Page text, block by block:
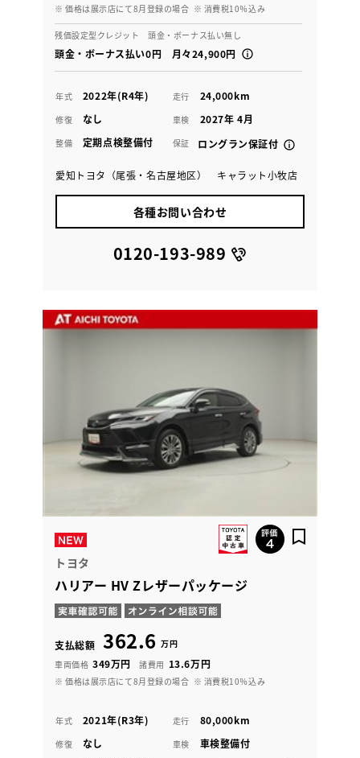
※ 価格は展示店にて8月登録の場合 ※ 消費税10％込み
残価設定型クレジット 頭金・ボーナス払い無し
頭金・ボーナス払い0円 月々24,900円
年式 2022年(R4年) 走行 24,000km
修復 なし 車検 2027年 4月
整備 定期点検整備付 保証 ロングラン保証付
愛知トヨタ（尾張・名古屋地区） キャラット小牧店
各種お問い合わせ
0120-193-989
トヨタ
ハリアー HV Zレザーパッケージ
支払総額 362.6 万円
車両価格 349万円 諸費用 13.6万円
※ 価格は展示店にて8月登録の場合 ※ 消費税10％込み
年式 2021年(R3年) 走行 80,000km
修復 なし 車検 車検整備付